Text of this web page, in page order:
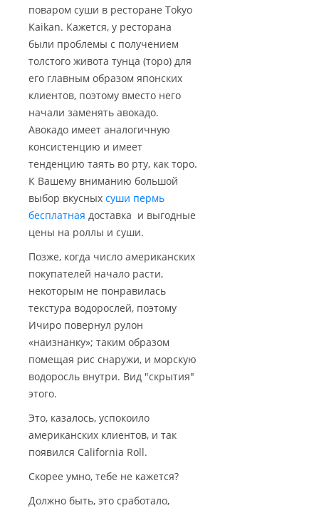
поваром суши в ресторане Tokyo
Kaikan. Кажется, у ресторана
были проблемы с получением
толстого живота тунца (торо) для
его главным образом японских
клиентов, поэтому вместо него
начали заменять авокадо.
Авокадо имеет аналогичную
консистенцию и имеет
тенденцию таять во рту, как торо.
К Вашему вниманию большой
выбор вкусных суши пермь
бесплатная доставка и выгодные
цены на роллы и суши.
Позже, когда число американских
покупателей начало расти,
некоторым не понравилась
текстура водорослей, поэтому
Ичиро повернул рулон
«наизнанку»; таким образом
помещая рис снаружи, и морскую
водоросль внутри. Вид "скрытия"
этого.
Это, казалось, успокоило
американских клиентов, и так
появился California Roll.
Скорее умно, тебе не кажется?
Должно быть, это сработало,